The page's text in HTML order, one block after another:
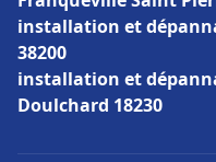
installation et
38200
installation et
Doulchard 18230